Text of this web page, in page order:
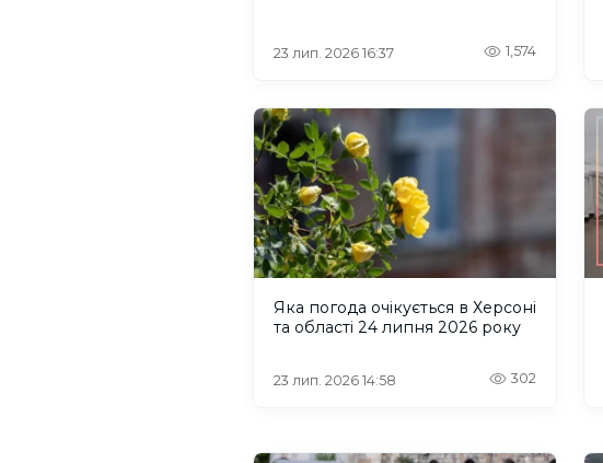
23 лип. 2026 16:37 1,574
Яка погода очікується в Херсоні
та області 24 липня 2026 року
23 лип. 2026 14:58 302